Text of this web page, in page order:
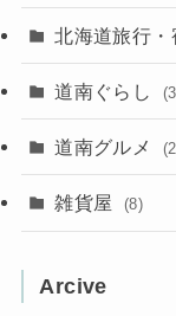
(16)
(31)
(78)
(16)(2)
(1)
(10)
(2)
(11)
北海道旅行・
道南ぐらし
(13)
(10)
道南グルメ
雑貨屋 (8)
Arcive